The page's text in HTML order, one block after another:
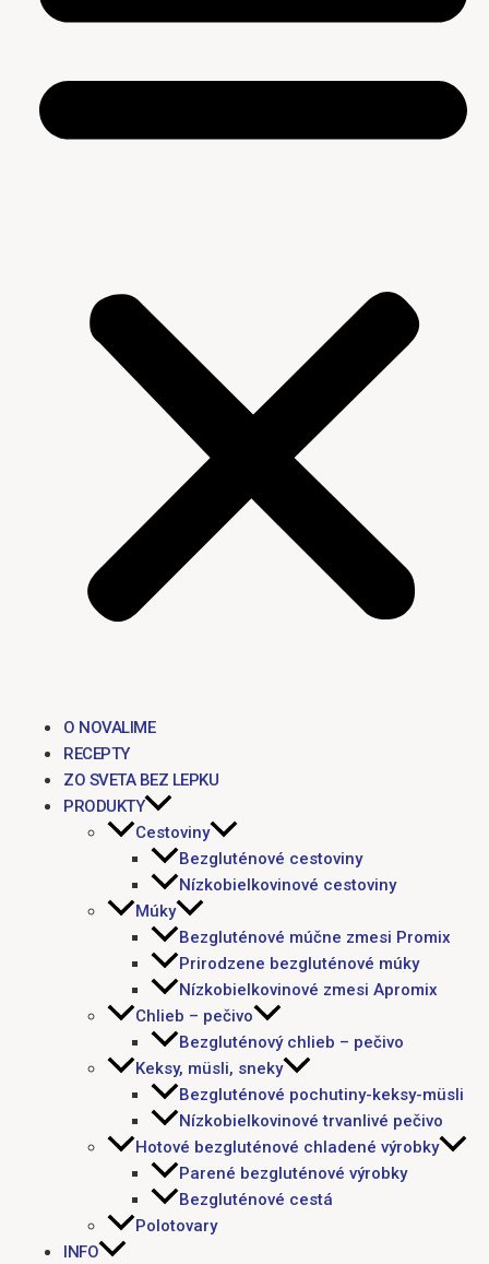
O NOVALIME
RECEPTY
ZO SVETA BEZ LEPKU
PRODUKTY
Cestoviny
Bezgluténové cestoviny
Nízkobielkovinové cestoviny
Múky
Bezgluténové múčne zmesi Promix
Prirodzene bezgluténové múky
Nízkobielkovinové zmesi Apromix
Chlieb – pečivo
Bezgluténový chlieb – pečivo
Keksy, müsli, sneky
Bezgluténové pochutiny-keksy-müsli
Nízkobielkovinové trvanlivé pečivo
Hotové bezgluténové chladené výrobky
Parené bezgluténové výrobky
Bezgluténové cestá
Polotovary
INFO